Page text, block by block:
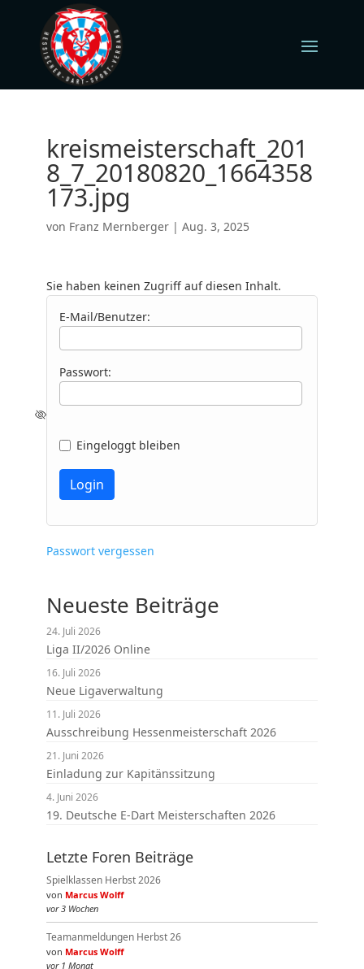
kreismeisterschaft_201
8_7_20180820_1664358
173.jpg
von Franz Mernberger| Aug. 3, 2025
Sie haben keinen Zugriff auf diesen Inhalt.
E-Mail/Benutzer:
Passwort:
Eingeloggt bleiben
Passwort vergessen
Neueste Beiträge
Liga II/2026 Online
24. Juli 2026
Neue Ligaverwaltung
16. Juli 2026
Ausschreibung Hessenmeisterschaft 2026
11. Juli 2026
Einladung zur Kapitänssitzung
21. Juni 2026
19. Deutsche E-Dart Meisterschaften 2026
4. Juni 2026
Letzte Foren Beiträge
Spielklassen Herbst 2026
von Marcus Wolff
vor 3 Wochen
Teamanmeldungen Herbst 26
von Marcus Wolff
vor 1 Monat